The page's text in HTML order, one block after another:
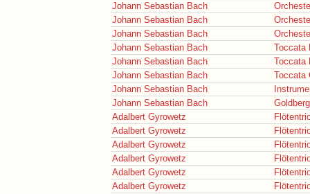
Johann Sebastian Bach
Johann Sebastian Bach
Johann Sebastian Bach
Johann Sebastian Bach
Toccata
Johann Sebastian Bach
Toccata
Johann Sebastian Bach
Toccata
Johann Sebastian Bach
Johann Sebastian Bach
Adalbert Gyrowetz
Adalbert Gyrowetz
Adalbert Gyrowetz
Adalbert Gyrowetz
Adalbert Gyrowetz
Adalbert Gyrowetz